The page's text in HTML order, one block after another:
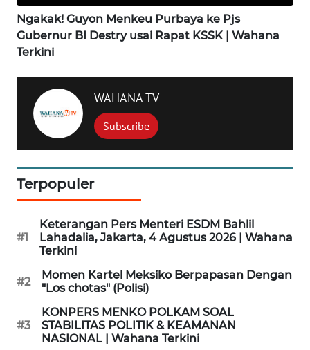
Ngakak! Guyon Menkeu Purbaya ke Pjs
Gubernur BI Destry usai Rapat KSSK | Wahana
Terkini
WAHANA TV
Subscribe
Terpopuler
#1
Keterangan Pers Menteri ESDM Bahlil
Lahadalia, Jakarta, 4 Agustus 2026 | Wahana
Terkini
#2
Momen Kartel Meksiko Berpapasan Dengan
"Los chotas" (Polisi)
#3
KONPERS MENKO POLKAM SOAL
STABILITAS POLITIK & KEAMANAN
NASIONAL | Wahana Terkini
WN
SUMEDANG
WN
WN
KEPULAUAN
SERIBU
TANGERANG
WN
BINJAI
WN
CIREBON
WN
INDRAMAYU